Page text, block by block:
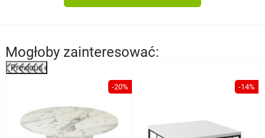
Mogłoby zainteresować:
Previous
-20% -14%